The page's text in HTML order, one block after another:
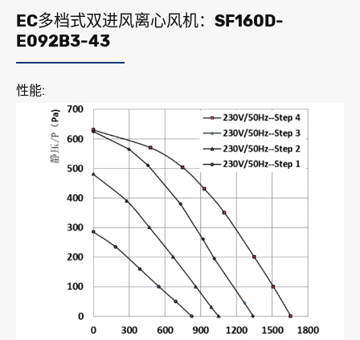
EC多档式双进风离心风机：SF160D-
E092B3-43
性能: